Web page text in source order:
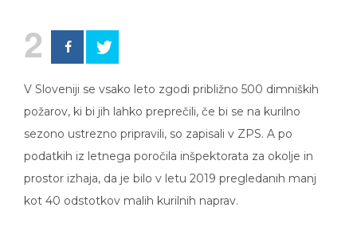
2
požarov, ki bi jih lahko preprečili, če bi se na kurilno
sezono ustrezno pripravili, so zapisali v ZPS. A po
podatkih iz letnega poročila inšpektorata za okolje in
prostor izhaja, da je bilo v letu 2019 pregledanih manj
kot 40 odstotkov malih kurilnih naprav.